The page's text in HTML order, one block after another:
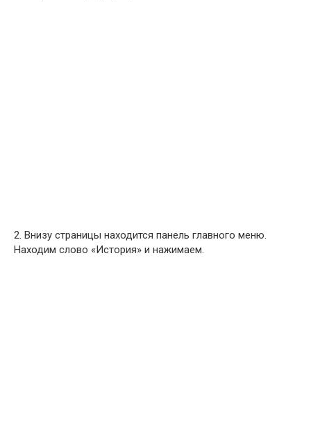
2. Внизу страницы находится панель главного меню.
Находим слово «История» и нажимаем.